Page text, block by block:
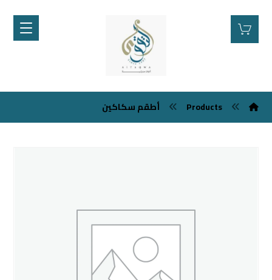
Products أطقم سكاكين